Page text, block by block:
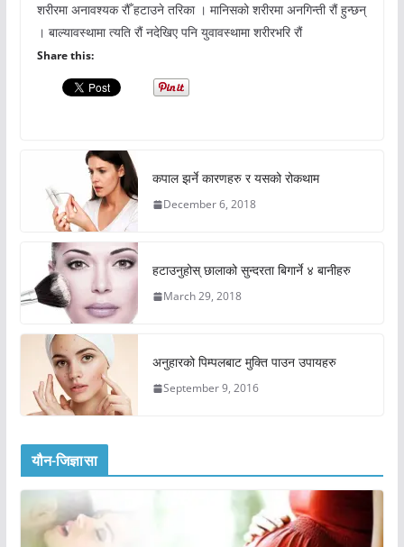
शरीरमा अनावश्यक रौँ हटाउने तरिका । मानिसको शरीरमा अनगिन्ती रौं हुन्छन्
। बाल्यावस्थामा त्यति रौं नदेखिए पनि युवावस्थामा शरीरभरि रौं
Share this:
कपाल झर्ने कारणहरु र यसको रोकथाम
December 6, 2018
हटाउनुहोस् छालाको सुन्दरता बिगार्ने ४ बानीहरु
March 29, 2018
अनुहारको पिम्पलबाट मुक्ति पाउन उपायहरु
September 9, 2016
यौन-जिज्ञासा